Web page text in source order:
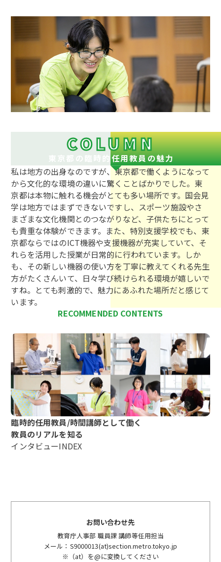
COLUMN
東京都の臨時的任用教員の魅力
私は地方の出身なのですが、東京都で働くようになって
から文化的な環境の違いに驚くことばかりでした。東
京都は本物に触れる機会がとても多い場所です。国会見
学は地方ではまずできないですし、スポーツ施設やさ
まざまな文化機関とのつながりなど、子供たちにとって
も貴重な体験ができます。また、特別支援学校でも、東
京都ならではのICT機器や支援機器が充実していて、そ
れらを活用した授業が日常的に行われています。しか
も、その新しい機器の使い方を丁寧に教えてくれる先生
方がたくさんいて、日々学び続けられる環境が嬉しいで
すね。とても刺激的で、魅力にあふれた場所だと感じて
います。
RECOMMENDED CONTENTS
臨時的任用教員/時間講師として働く
教員のリアルを知る
インタビューINDEX
お問い合わせ先
教育庁人事部 職員課 講師等任用担当
メール：S9000013(at)section.metro.tokyo.jp
※（at）を@に変換してください